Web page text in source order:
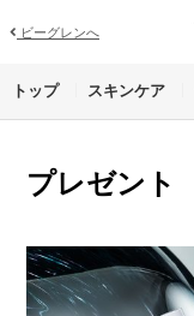
ビーグレンへ
トップ スキンケア
プレゼント